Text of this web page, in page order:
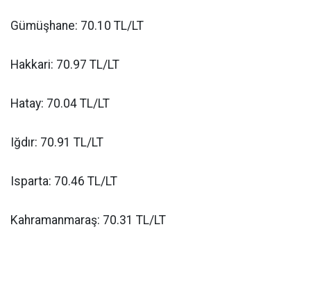
Gümüşhane: 70.10 TL/LT
Hakkari: 70.97 TL/LT
Hatay: 70.04 TL/LT
Iğdır: 70.91 TL/LT
Isparta: 70.46 TL/LT
Kahramanmaraş: 70.31 TL/LT